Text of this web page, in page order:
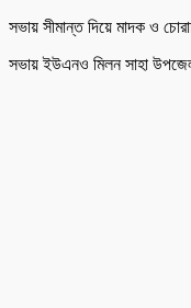
সভায় সীমান্ত দিয়ে মাদক ও
সভায় ইউএনও মিলন সাহা